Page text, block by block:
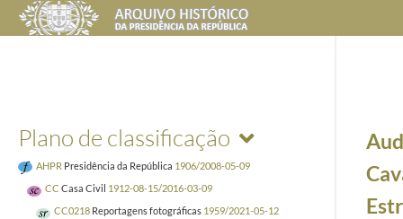
Plano de classificação
AHPR Presidência da República 1906/2008-05-09
CC Casa Civil 1912-08-15/2016-03-09
CC0218 Reportagens fotográficas 1959/2021-05-12